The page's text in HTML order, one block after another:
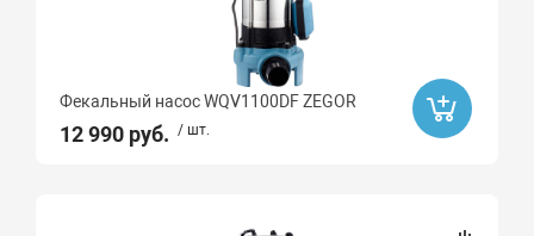
ZEGOR
Фекальный насос WQV1100DF ZEGOR
12 990 руб. / шт.